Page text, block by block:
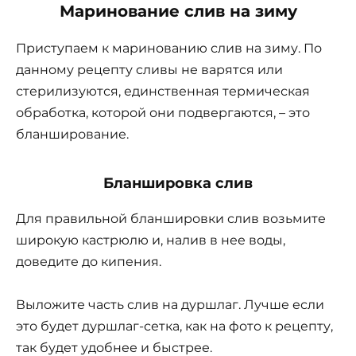
Маринование слив на зиму
Приступаем к маринованию слив на зиму. По
данному рецепту сливы не варятся или
стерилизуются, единственная термическая
обработка, которой они подвергаются, – это
бланширование.
Бланшировка слив
Для правильной бланшировки слив возьмите
широкую кастрюлю и, налив в нее воды,
доведите до кипения.
Выложите часть слив на дуршлаг. Лучше если
это будет дуршлаг-сетка, как на фото к рецепту,
так будет удобнее и быстрее.